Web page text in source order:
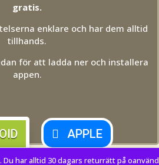
Du har alltid 30 dagars returrätt på oanvänd
gratis.
enklare och har dem alltid
tillhands.
för att ladda ner och installera
appen.
APPLE